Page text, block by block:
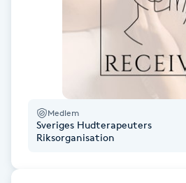
Medlem
Sveriges Hudterapeuters
Riksorganisation